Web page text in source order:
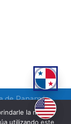
de Panamá
la mejor
utilizando este